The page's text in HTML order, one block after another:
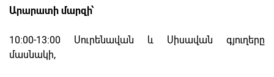
Արարատի մարզի՝
10։00-13։00 Սուրենավան և Սիսավան գյուղերը
մասնակի,